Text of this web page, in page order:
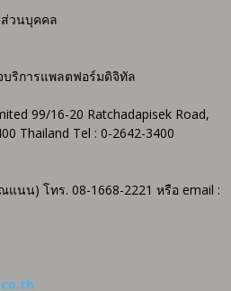
วนบุคคล
บริการแพลตฟอร์มดิจิทัล
99/16-20 Ratchadapisek Road,
Thailand Tel : 0-2642-3400
นน) โทร. 08-1668-2221 หรือ email :